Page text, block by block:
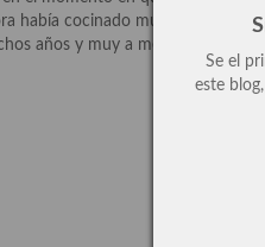
había cocinado muy pocos
años y muy a menudo, a
Se el
este